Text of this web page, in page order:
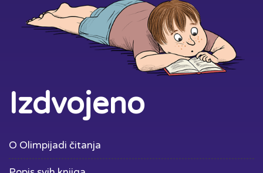
Izdvojeno
O Olimpijadi čitanja